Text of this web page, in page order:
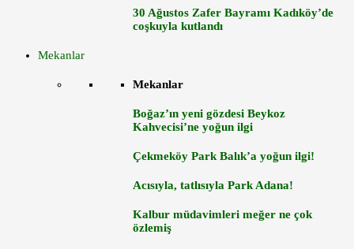
30 Ağustos Zafer Bayramı Kadıköy’de
coşkuyla kutlandı
Mekanlar
Mekanlar
Boğaz’ın yeni gözdesi Beykoz
Kahvecisi’ne yoğun ilgi
Çekmeköy Park Balık’a yoğun ilgi!
Acısıyla, tatlısıyla Park Adana!
Kalbur müdavimleri meğer ne çok
özlemiş